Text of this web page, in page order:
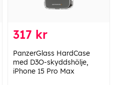
317 kr
PanzerGlass HardCase
med D3O-skyddshölje,
iPhone 15 Pro Max